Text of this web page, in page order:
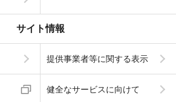
サイト情報
提供事業者等に関する表示
健全なサービスに向けて